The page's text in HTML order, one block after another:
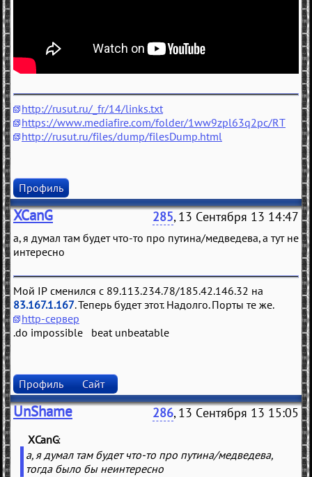
http://rusut.ru/_fr/14/links.txt
https://www.mediafire.com/folder/1ww9zpl63q2pc/RT
http://rusut.ru/files/dump/filesDump.html
Профиль
XCanG 285, 13 Сентября 13 14:47
а, я думал там будет что-то про путина/медведева, а тут не
интересно
Мой IP сменился с 89.113.234.78/185.42.146.32 на
83.167.1.167. Теперь будет этот. Надолго. Порты те же.
http-сервер
.do impossible beat unbeatable
Профиль Сайт
UnShame 286, 13 Сентября 13 15:05
XCanG
а, я думал там будет что-то про путина/медведева,
тогда было бы неинтересно